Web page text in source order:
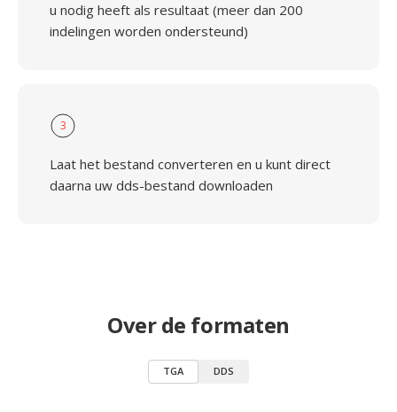
u nodig heeft als resultaat (meer dan 200
indelingen worden ondersteund)
3
Laat het bestand converteren en u kunt direct
daarna uw dds-bestand downloaden
Over de formaten
TGA DDS